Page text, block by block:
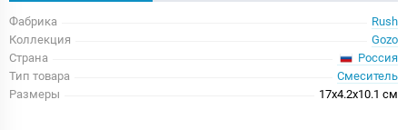
Фабрика
Rush
Коллекция
Gozo
Страна
Россия
Тип товара
Смеситель
Размеры
17x4.2x10.1 см